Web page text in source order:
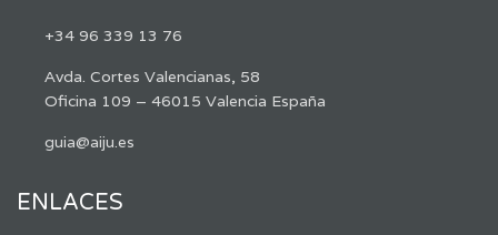
+34 96 339 13 76
Avda. Cortes Valencianas, 58
Oficina 109 – 46015 Valencia España
guia@aiju.es
ENLACES